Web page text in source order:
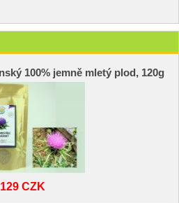
100% jemně mletý plod, 120g
129 CZK